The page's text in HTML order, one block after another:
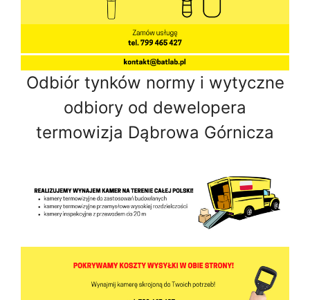
Odbiór tynków normy i wytyczne
odbiory od dewelopera
termowizja Dąbrowa Górnicza